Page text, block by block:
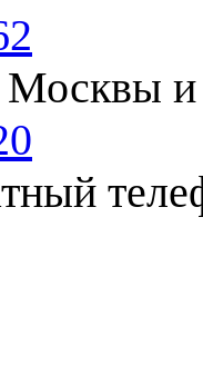
Москвы